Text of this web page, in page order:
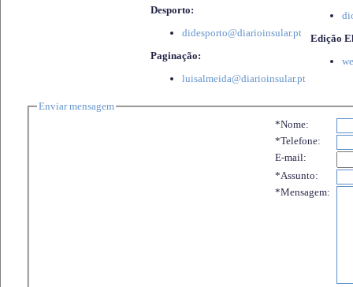
Desporto:
didesporto@diarioinsular.pt
Paginação:
luisalmeida@diarioinsular.pt
Edição
Enviar mensagem
*Nome:
*Telefone:
E-mail:
*Assunto:
*Mensagem: